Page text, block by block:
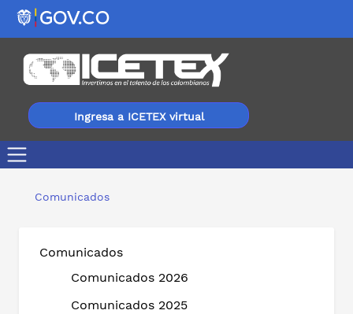
Ingresa a ICETEX virtual
Comunicados
Comunicados
Comunicados 2026
Comunicados 2025